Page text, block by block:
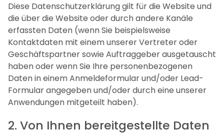
Diese Datenschutzerklärung gilt für die Website und
die über die Website oder durch andere Kanäle
erfassten Daten (wenn Sie beispielsweise
Kontaktdaten mit einem unserer Vertreter oder
Geschäftspartner sowie Auftraggeber ausgetauscht
haben oder wenn Sie Ihre personenbezogenen
Daten in einem Anmeldeformular und/oder Lead-
Formular angegeben und/oder durch eine unserer
Anwendungen mitgeteilt haben).
2. Von Ihnen bereitgestellte Daten